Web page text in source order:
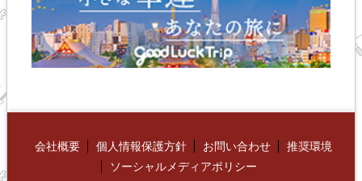
会社概要 個人情報保護方針 お問い合わせ
推奨環境
ソーシャルメディアポリシー